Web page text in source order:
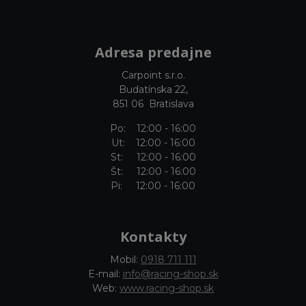
Adresa predajne
Carpoint s.r.o.
Budatínska 22,
851 06 Bratislava
Po: 12:00 - 16:00
Ut: 12:00 - 16:00
St: 12:00 - 16:00
Št: 12:00 - 16:00
Pi: 12:00 - 16:00
Kontakty
Mobil: 0918 711 111
E-mail: info@racing-shop.sk
Web: www.racing-shop.sk